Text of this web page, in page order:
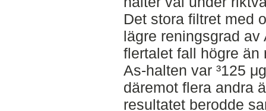
Det stora filtret med
lägre reningsgrad
flertalet fall högre än
As-halten var ³125
däremot flera andra
resultatet berodde